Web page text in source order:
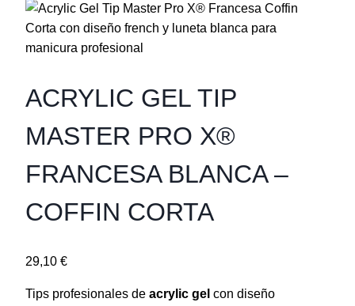
ACRYLIC GEL TIP
MASTER PRO X®
FRANCESA BLANCA –
COFFIN CORTA
29,10 €
Tips profesionales de acrylic gel con diseño